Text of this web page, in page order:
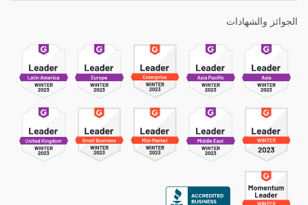
الجوائز والشهادات